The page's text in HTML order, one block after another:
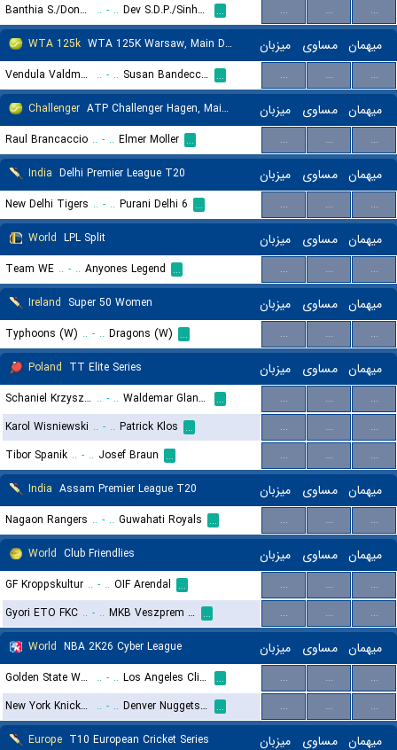
Banthia S./Donski A. .. - .. Dev S.D.P./Sinha N.K. ... ... ...
...
WTA 125k WTA 125K Warsaw, Main Draw میزبان مساوی میهمان
Vendula Valdmannova .. - .. Susan Bandecchi ... ... ...
...
Challenger ATP Challenger Hagen, Main Draw میزبان مساوی میهمان
Raul Brancaccio .. - .. Elmer Moller ... ... ...
...
India Delhi Premier League T20 میزبان مساوی میهمان
New Delhi Tigers .. - .. Purani Delhi 6 ... ... ...
...
World LPL Split میزبان مساوی میهمان
Team WE .. - .. Anyones Legend ... ... ...
...
Ireland Super 50 Women میزبان مساوی میهمان
Typhoons (W) .. - .. Dragons (W) ... ... ...
...
Poland TT Elite Series میزبان مساوی میهمان
Schaniel Krzysztof .. - .. Waldemar Glanowski ... ... ...
...
Karol Wisniewski .. - .. Patrick Klos ... ... ...
...
Tibor Spanik .. - .. Josef Braun ... ... ...
...
India Assam Premier League T20 میزبان مساوی میهمان
Nagaon Rangers .. - .. Guwahati Royals ... ... ...
...
World Club Friendlies میزبان مساوی میهمان
GF Kroppskultur .. - .. OIF Arendal ... ... ...
...
Gyori ETO FKC .. - .. MKB Veszprem KC ... ... ...
...
World NBA 2K26 Cyber League میزبان مساوی میهمان
Golden State Warriors (Cyber) .. - .. Los Angeles Clippers (Cyber) ... ... ...
...
New York Knicks (Cyber)
.. - .. Denver Nuggets (Cyber) ... ... ...
...
Europe T10 European Cricket Series میزبان مساوی میهمان